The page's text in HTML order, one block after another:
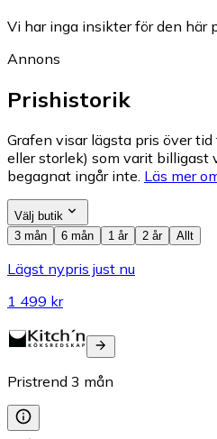
Vi har inga insikter för den här
Annons
Prishistorik
Grafen visar lägsta pris över
eller storlek) som varit billigast
begagnat ingår inte. Läs mer
Välj butik
3 mån
6 mån 1 år 2 år Allt
Lägst nypris just nu
1 499 kr
Pristrend 3 mån